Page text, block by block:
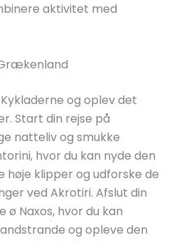
aktivitet med
og oplev det
Start din rejse på
natteliv og smukke
hvor du kan nyde den
høje klipper og udforske de
ved Akrotiri. Afslut din
ø Naxos, hvor du kan
og opleve den